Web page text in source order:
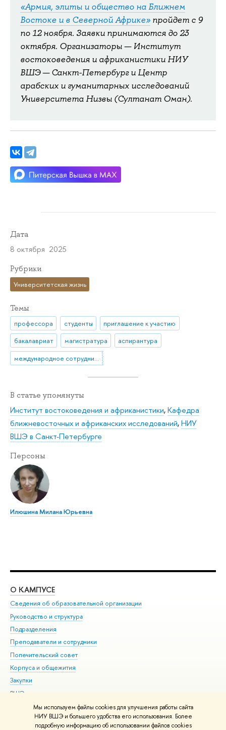
Мы используем файлы cookies для улучшения работы сайта
НИУ ВШЭ и большего удобства его использования. Более
подробную информацию об использовании файлов cookies
«Армия, элиты и общество на Ближнем
Востоке и в Северной Африке» пройдет с 9
по 12 ноября. Заявки принимаются до 23
октября. Организаторы — Институт
востоковедения и африканистики НИУ
ВШЭ — Санкт-Петербург и Центр
арабских и гуманитарных исследований
Университета Низвы (Султанат Оман).
Дата
8 октября 2025
Рубрики
Университетская жизнь
Темы
профессора студенты
приглашение к участию
бакалавриат
магистратура
аспирантура
международное сотрудничество
В статье упомянуты
Институт востоковедения и африканистики,Кафедра
ближневосточных и африканских исследований,НИУ
ВШЭ в Санкт-Петербурге
Персоны
Илюшина Милана Юрьевна
О КАМПУСЕ
Сведения об образовательной организации
Руководство и структура
Подразделения
Преподаватели и сотрудники
Попечительский совет
Корпуса и общежития
Закупки
ВШЭ для студентов с ограниченными возможностями
здоровья и инвалидностью
Версия для слабовидящих